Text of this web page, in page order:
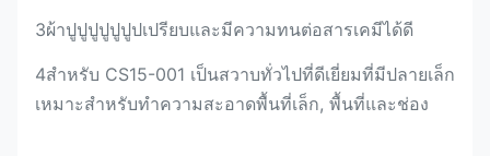
3ผ้าปูปูปูปูปูปูปเปรียบและมีความทนต่อสารเคมีได้ดี
4สําหรับ CS15-001 เป็นสวาบทั่วไปที่ดีเยี่ยมที่มีปลายเล็ก
เหมาะสําหรับทําความสะอาดพื้นที่เล็ก, พื้นที่และช่อง